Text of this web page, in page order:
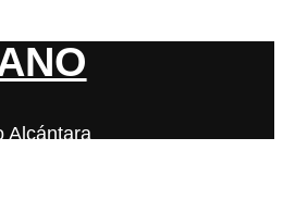
Alcántara